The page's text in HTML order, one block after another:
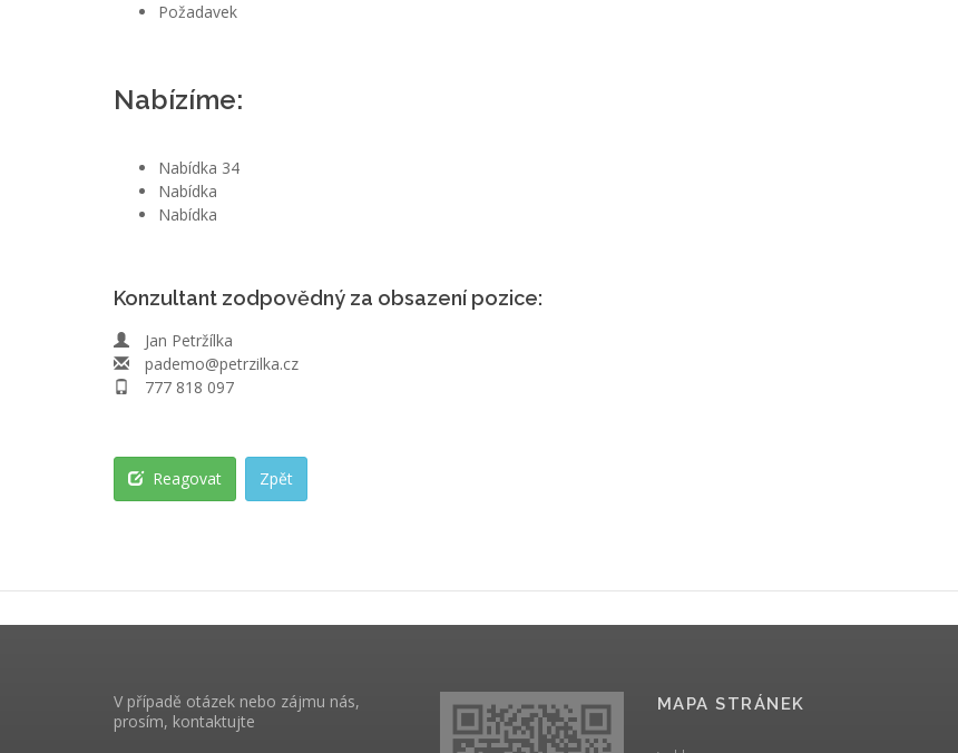
Požadavek
Nabízíme:
Nabídka 34
Nabídka
Nabídka
Konzultant zodpovědný za obsazení pozice:
Jan Petržílka
pademo@petrzilka.cz
777 818 097
Reagovat Zpět
V případě otázek nebo zájmu nás,
prosím, kontaktujte
MAPA STRÁNEK